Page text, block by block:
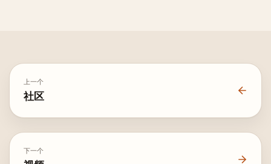
上一个
社区
下一个